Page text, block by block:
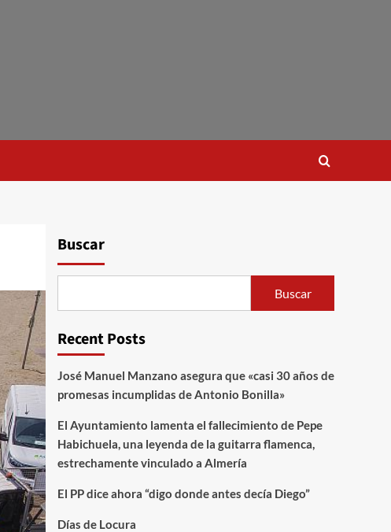
Buscar
Buscar
Recent Posts
José Manuel Manzano asegura que «casi 30 años de
promesas incumplidas de Antonio Bonilla»
El Ayuntamiento lamenta el fallecimiento de Pepe
Habichuela, una leyenda de la guitarra flamenca,
estrechamente vinculado a Almería
El PP dice ahora “digo donde antes decía Diego”
Días de Locura